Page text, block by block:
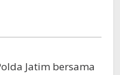
Jatim bersama